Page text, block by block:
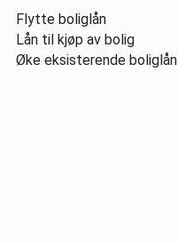
Velg låneformål
Flytte boliglån
Lån til kjøp av bolig
Øke eksisterende boliglån